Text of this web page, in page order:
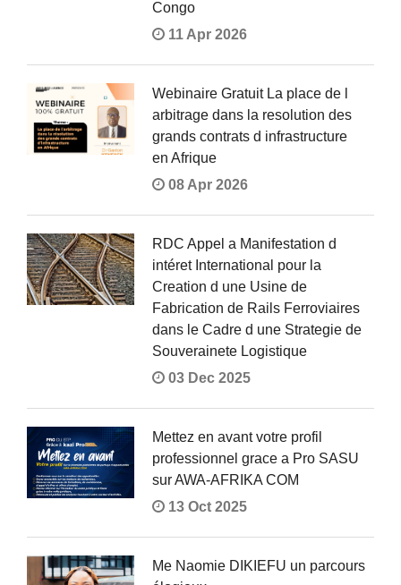
Congo
11 Apr 2026
Webinaire Gratuit La place de l
arbitrage dans la resolution des
grands contrats d infrastructure
en Afrique
08 Apr 2026
RDC Appel a Manifestation d
intéret International pour la
Creation d une Usine de
Fabrication de Rails Ferroviaires
dans le Cadre d une Strategie de
Souverainete Logistique
03 Dec 2025
Mettez en avant votre profil
professionnel grace a Pro SASU
sur AWA-AFRIKA COM
13 Oct 2025
Me Naomie DIKIEFU un parcours